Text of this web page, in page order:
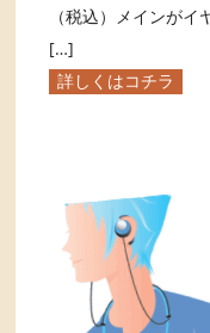
（税込）メインが
[…]
詳しくはコチラ